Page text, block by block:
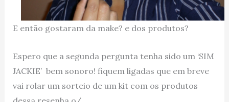
E então gostaram da make? e dos produtos?
Espero que a segunda pergunta tenha sido um ‘SIM
JACKIE’ bem sonoro! fiquem ligadas que em breve
vai rolar um sorteio de um kit com os produtos